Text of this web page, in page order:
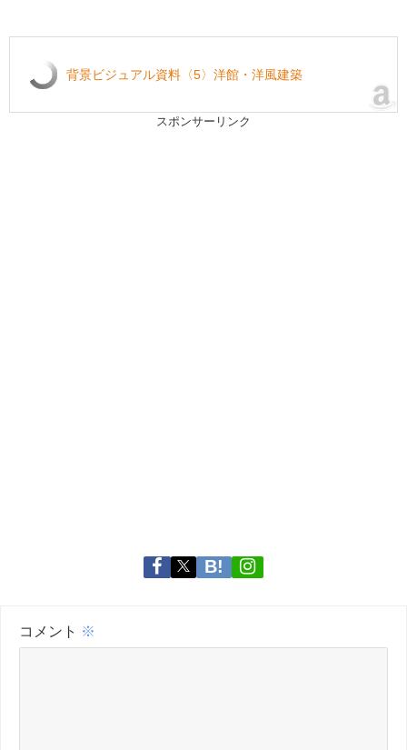
背景ビジュアル資料〈5〉洋館・洋風建築
スポンサーリンク
コメント ※